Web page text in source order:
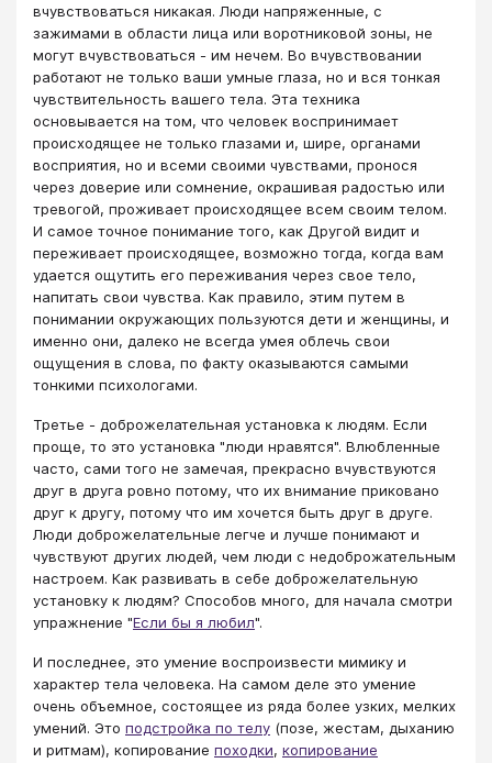
вчувствоваться никакая. Люди напряженные, с
зажимами в области лица или воротниковой зоны, не
могут вчувствоваться - им нечем. Во вчувствовании
работают не только ваши умные глаза, но и вся тонкая
чувствительность вашего тела. Эта техника
основывается на том, что человек воспринимает
происходящее не только глазами и, шире, органами
восприятия, но и всеми своими чувствами, пронося
через доверие или сомнение, окрашивая радостью или
тревогой, проживает происходящее всем своим телом.
И самое точное понимание того, как Другой видит и
переживает происходящее, возможно тогда, когда вам
удается ощутить его переживания через свое тело,
напитать свои чувства. Как правило, этим путем в
понимании окружающих пользуются дети и женщины, и
именно они, далеко не всегда умея облечь свои
ощущения в слова, по факту оказываются самыми
тонкими психологами.
​​​​​​​​Третье - доброжелательная установка к людям. Если
проще, то это установка "люди нравятся". Влюбленные
часто, сами того не замечая, прекрасно вчувствуются
друг в друга ровно потому, что их внимание приковано
друг к другу, потому что им хочется быть друг в друге.
Люди доброжелательные легче и лучше понимают и
чувствуют других людей, чем люди с недоброжательным
настроем. Как развивать в себе доброжелательную
установку к людям? Способов много, для начала смотри
упражнение "Если бы я любил".
И последнее, это умение воспроизвести мимику и
характер тела человека. На самом деле это умение
очень объемное, состоящее из ряда более узких, мелких
умений. Это подстройка по телу (позе, жестам, дыханию
и ритмам), копирование походки, копирование